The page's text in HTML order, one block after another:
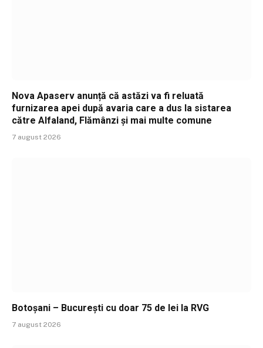
Nova Apaserv anunță că astăzi va fi reluată
furnizarea apei după avaria care a dus la sistarea
către Alfaland, Flămânzi și mai multe comune
7 august 2026
Botoșani – București cu doar 75 de lei la RVG
7 august 2026